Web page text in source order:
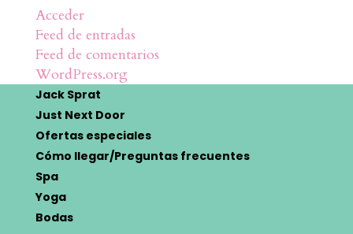
Acceder
Feed de entradas
Feed de comentarios
WordPress.org
Jack Sprat
Just Next Door
Ofertas especiales
Cómo llegar/Preguntas frecuentes
Spa
Yoga
Bodas